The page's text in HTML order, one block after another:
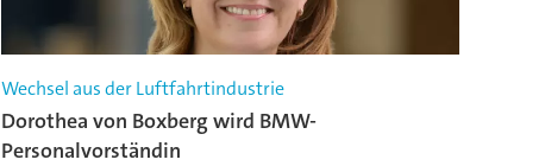
Wechsel aus der Luftfahrtindustrie
Dorothea von Boxberg wird BMW-
Personalvorständin